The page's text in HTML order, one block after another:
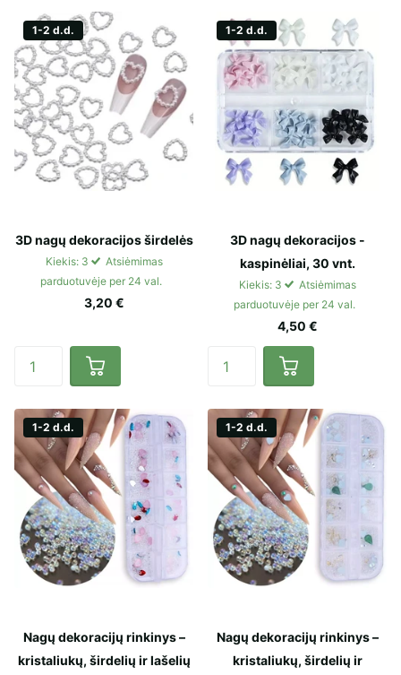
1-2 d.d.
3D nagų dekoracijos širdelės
Kiekis: 3
Atsiėmimas
parduotuvėje per 24 val.
3,20 €
1-2 d.d.
3D nagų dekoracijos -
kaspinėliai, 30 vnt.
Kiekis: 3
Atsiėmimas
parduotuvėje per 24 val.
4,50 €
1-2 d.d.
Nagų dekoracijų rinkinys –
kristaliukų, širdelių ir lašelių
1-2 d.d.
Nagų dekoracijų rinkinys –
kristaliukų, širdelių ir